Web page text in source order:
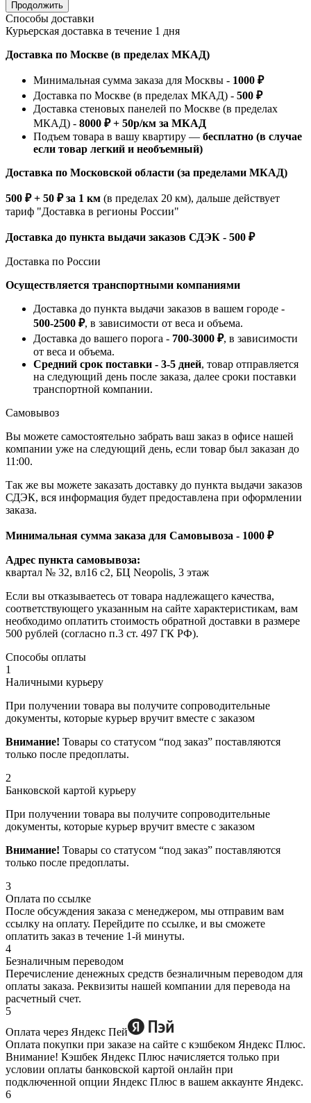
Продолжить
Способы доставки
Курьерская доставка в течение 1 дня
Доставка по Москве (в пределах МКАД)
Минимальная сумма заказа для Москвы - 1000 ₽
Доставка по Москве (в пределах МКАД) - 500 ₽
Доставка стеновых панелей по Москве (в пределах
МКАД) - 8000 ₽ + 50р/км за МКАД
Подъем товара в вашу квартиру — бесплатно (в случае
если товар легкий и необъемный)
Доставка по Московской области (за пределами МКАД)
500 ₽ + 50 ₽ за 1 км (в пределах 20 км), дальше действует
тариф "Доставка в регионы России"
Доставка до пункта выдачи заказов СДЭК - 500 ₽
Доставка по России
Осуществляется транспортными компаниями
Доставка до пункта выдачи заказов в вашем городе -
500-2500 ₽, в зависимости от веса и объема.
Доставка до вашего порога - 700-3000 ₽, в зависимости
от веса и объема.
Средний срок поставки - 3-5 дней, товар отправляется
на следующий день после заказа, далее сроки поставки
транспортной компании.
Самовывоз
Вы можете самостоятельно забрать ваш заказ в офисе нашей
компании уже на следующий день, если товар был заказан до
11:00.
Так же вы можете заказать доставку до пункта выдачи заказов
СДЭК, вся информация будет предоставлена при оформлении
заказа.
Минимальная сумма заказа для Самовывоза - 1000 ₽
Адрес пункта самовывоза:
квартал № 32, вл16 с2, БЦ Neopolis, 3 этаж
Если вы отказываетесь от товара надлежащего качества,
соответствующего указанным на сайте характеристикам, вам
необходимо оплатить стоимость обратной доставки в размере
500 рублей (согласно п.3 ст. 497 ГК РФ).
Способы оплаты
1
Наличными курьеру
При получении товара вы получите сопроводительные
документы, которые курьер вручит вместе с заказом
Внимание! Товары со статусом “под заказ” поставляются
только после предоплаты.
2
Банковской картой курьеру
При получении товара вы получите сопроводительные
документы, которые курьер вручит вместе с заказом
Внимание! Товары со статусом “под заказ” поставляются
только после предоплаты.
3
Оплата по ссылке
После обсуждения заказа с менеджером, мы отправим вам
ссылку на оплату. Перейдите по ссылке, и вы сможете
оплатить заказ в течение 1-й минуты.
4
Безналичным переводом
Перечисление денежных средств безналичным переводом для
оплаты заказа. Реквизиты нашей компании для перевода на
расчетный счет.
5
Оплата через Яндекс Пей
Оплата покупки при заказе на сайте с кэшбеком Яндекс Плюс.
Внимание! Кэшбек Яндекс Плюс начисляется только при
условии оплаты банковской картой онлайн при
подключенной опции Яндекс Плюс в вашем аккаунте Яндекс.
6